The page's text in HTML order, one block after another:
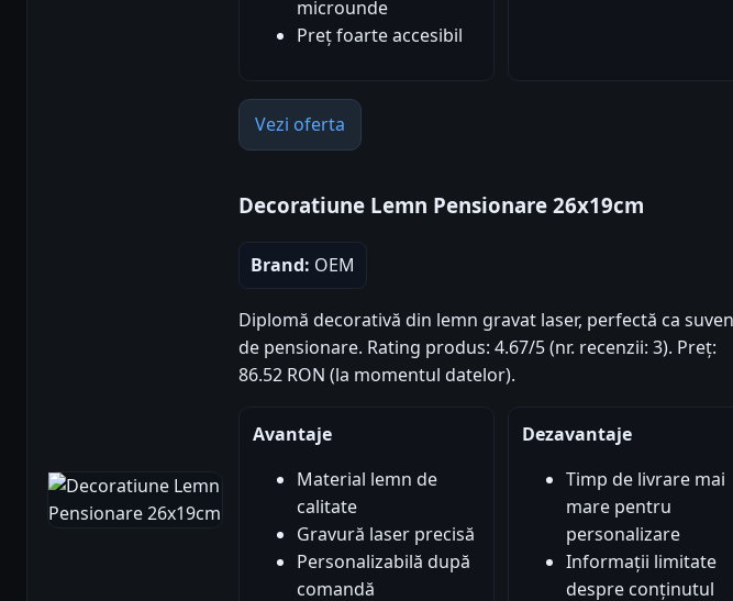
microunde
Preț foarte accesibil
Vezi oferta
Decoratiune Lemn Pensionare 26x19cm
Brand: OEM
Diplomă decorativă din lemn gravat laser, perfectă ca
de pensionare. Rating produs: 4.67/5 (nr. recenzii: 3). Preț:
86.52 RON (la momentul datelor).
Avantaje
Material lemn de
calitate
Gravură laser precisă
Personalizabilă după
comandă
Dezavantaje
Timp de livrare mai
mare pentru
personalizare
Informații limitate
despre conținutul